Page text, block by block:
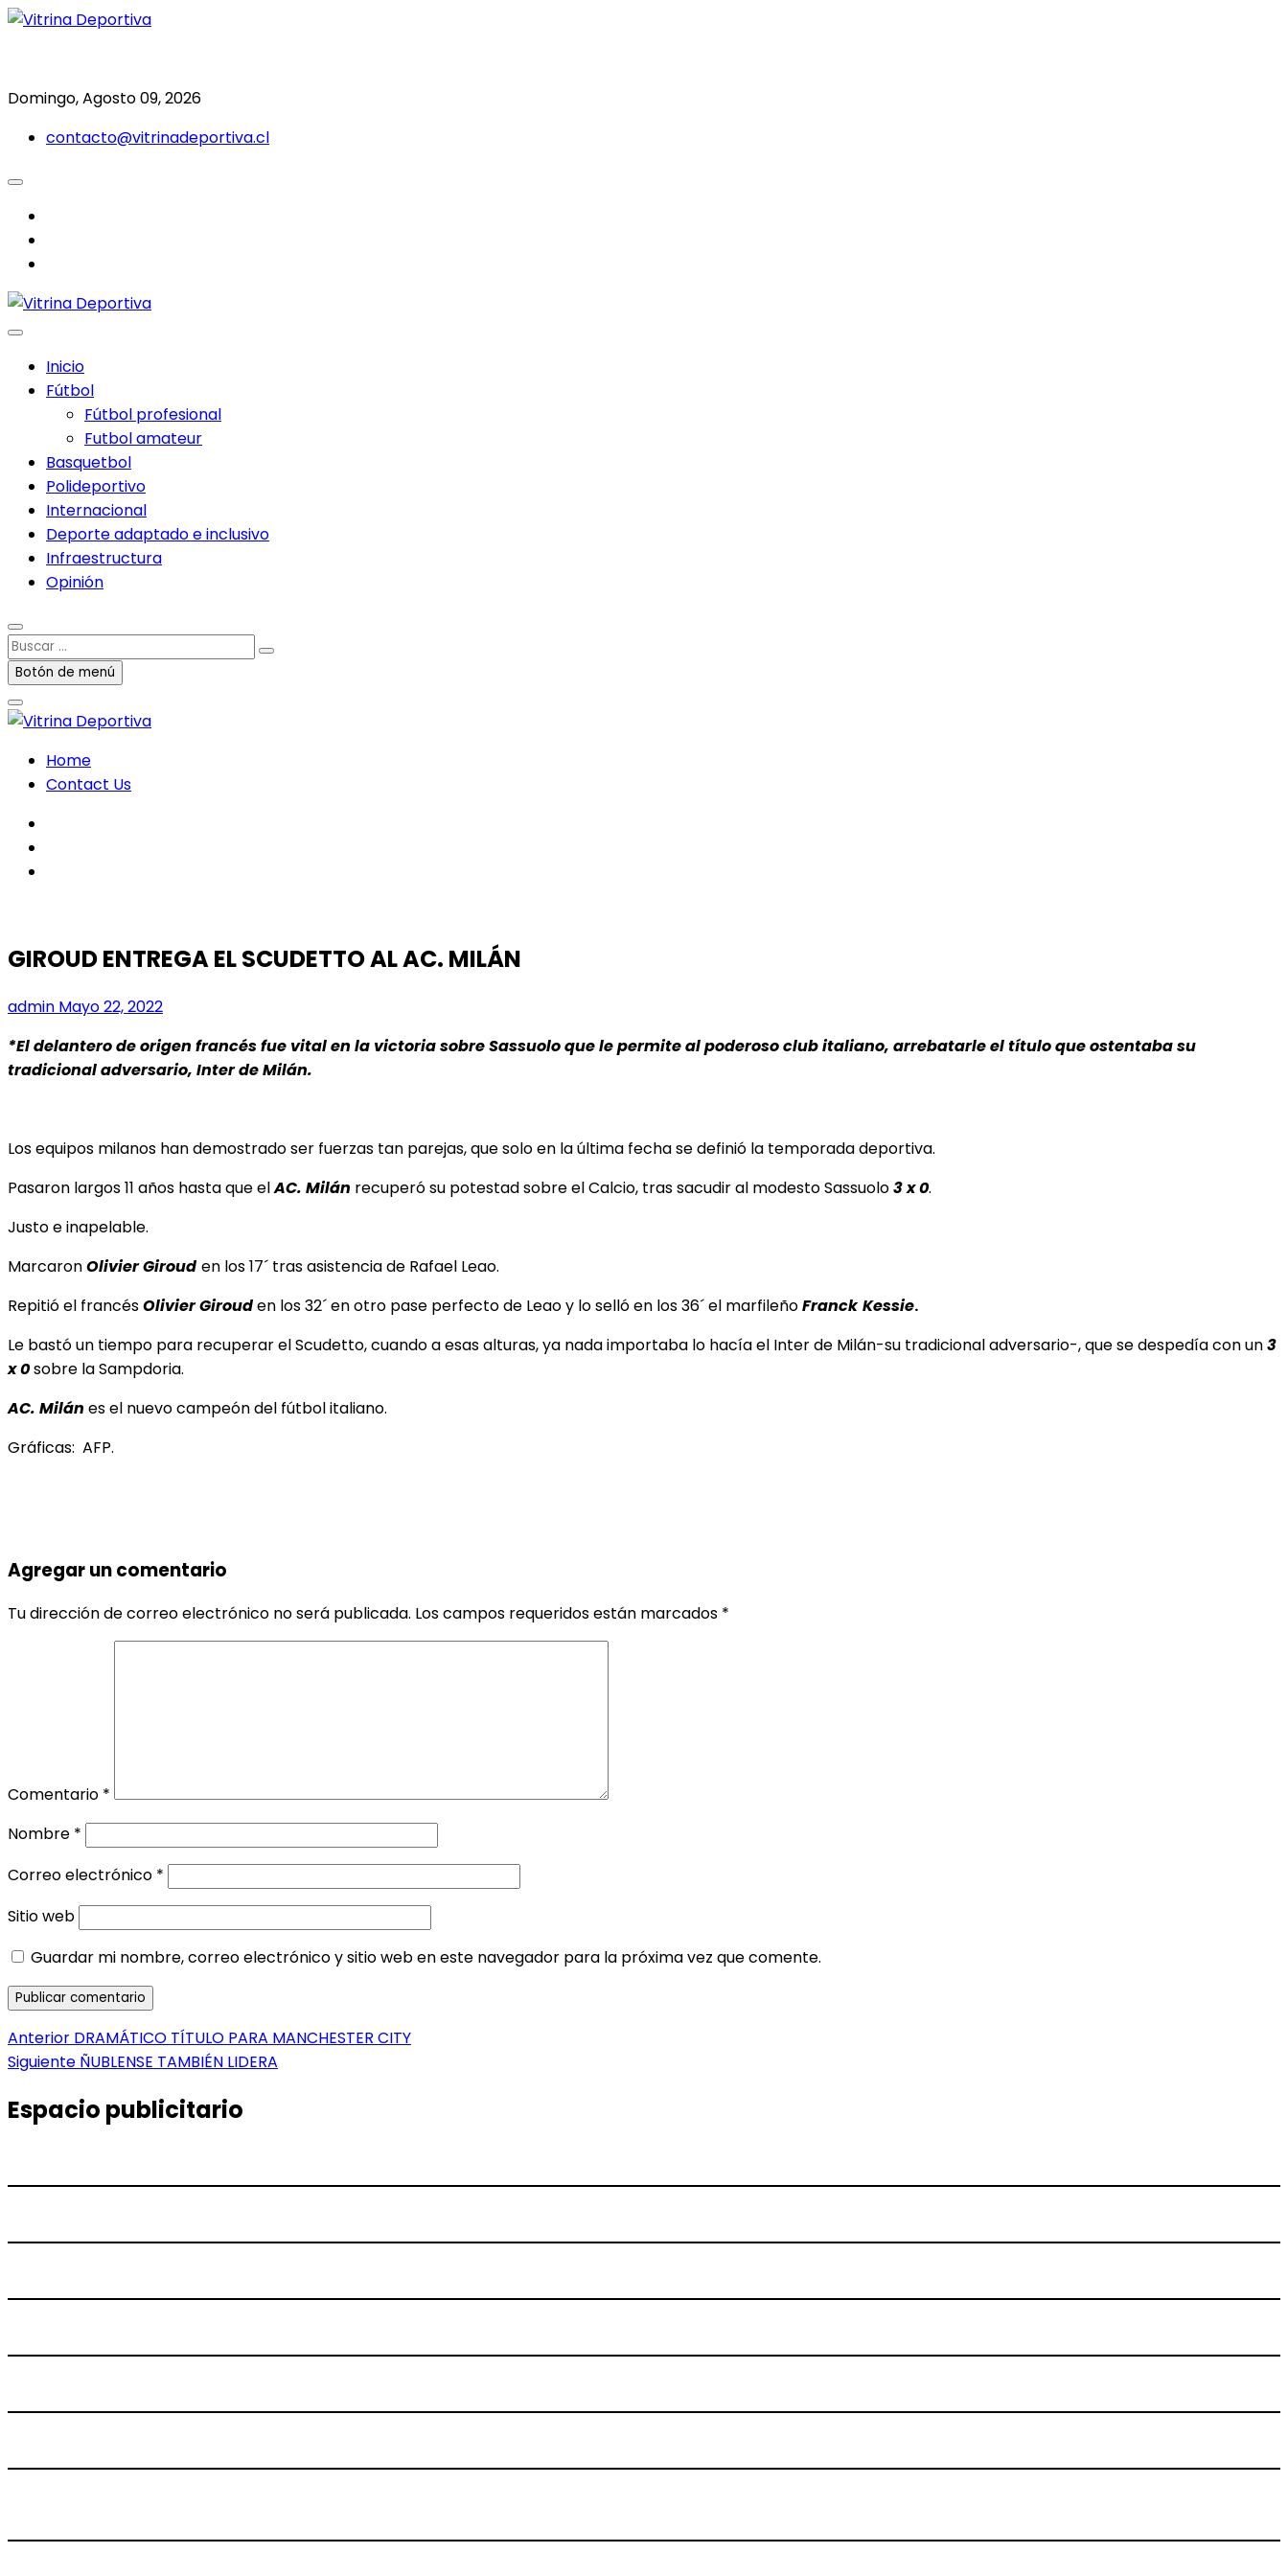
Saltar
Domingo, Agosto 09, 2026
contacto@vitrinadeportiva.cl
Inicio
Fútbol
Fútbol profesional
Futbol amateur
Basquetbol
Polideportivo
Internacional
Deporte adaptado e inclusivo
Infraestructura
Opinión
Buscar
…Botón de menú
Home
Contact Us
GIROUD ENTREGA EL SCUDETTO AL AC. MILÁN
admin Mayo 22, 2022
*El delantero de origen francés fue vital en la victoria sobre Sassuolo que le permite al poderoso club italiano, arrebatarle el título que ostentaba su
tradicional adversario, Inter de Milán.
Los equipos milanos han demostrado ser fuerzas tan parejas, que solo en la última fecha se definió la temporada deportiva.
Pasaron largos 11 años hasta que elAC. Milán recuperó su potestad sobre el Calcio, tras sacudir al modesto Sassuolo3 x 0.
Justo e inapelable.
MarcaronOlivier Giroud en los 17´ tras asistencia de Rafael Leao.
Repitió el francésOlivier Girouden los 32´ en otro pase perfecto de Leao y lo selló en los 36´ el marfileñoFranck Kessie.
Le bastó un tiempo para recuperar el Scudetto, cuando a esas alturas, ya nada importaba lo hacía el Inter de Milán-su tradicional adversario-, que se despedía con un3
x 0sobre la Sampdoria.
AC. Milán es el nuevo campeón del fútbol italiano.
Gráficas: AFP.
Agregar un comentario
Tu dirección de correo electrónico no será publicada. Los campos requeridos están marcados *
Comentario *
Nombre *
Correo electrónico *
Sitio web
Guardar mi nombre, correo electrónico y sitio web en este navegador para la próxima vez que comente.
Navegación
de
entradas
Anterior Entrada
anterior:
DRAMÁTICO TÍTULO PARA MANCHESTER CITY
Siguiente Entrada
ÑUBLENSE TAMBIÉN LIDERA
Espacio publicitario